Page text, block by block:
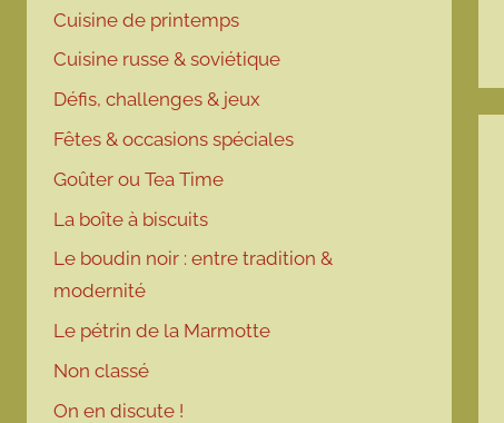
Cuisine de printemps
Cuisine russe & soviétique
Défis, challenges & jeux
Fêtes & occasions spéciales
Goûter ou Tea Time
La boîte à biscuits
Le boudin noir : entre tradition &
modernité
Le pétrin de la Marmotte
Non classé
On en discute !